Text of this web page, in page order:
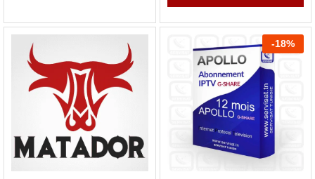
plusieurs
variations.
-18%